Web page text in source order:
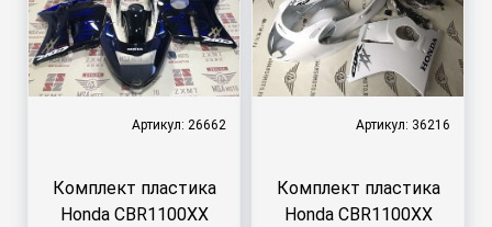
Артикул: 26662
Комплект пластика
Honda CBR1100XX
Артикул: 36216
Комплект пластика
Honda CBR1100XX